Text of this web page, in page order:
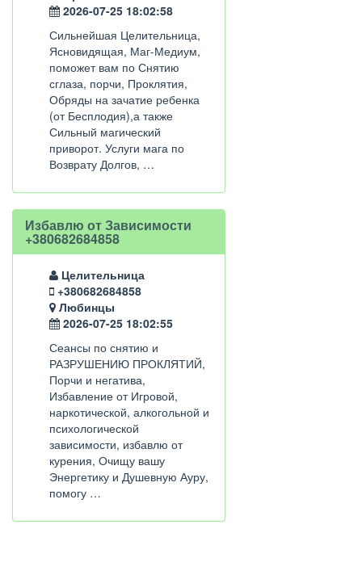
2026-07-25 18:02:58
Сильнейшая Целительница,
Ясновидящая, Маг-Медиум,
поможет вам по Снятию
сглаза, порчи, Проклятия,
Обряды на зачатие ребенка
(от Бесплодия),а также
Сильный магический
приворот. Услуги мага по
Возврату Долгов, …
Избавлю от Зависимости
+380682684858
Целительница
+380682684858
Любинцы
2026-07-25 18:02:55
Сеансы по снятию и
РАЗРУШЕНИЮ ПРОКЛЯТИЙ,
Порчи и негатива,
Избавление от Игровой,
наркотической, алкогольной и
психологической
зависимости, избавлю от
курения, Очищу вашу
Энергетику и Душевную Ауру,
помогу …